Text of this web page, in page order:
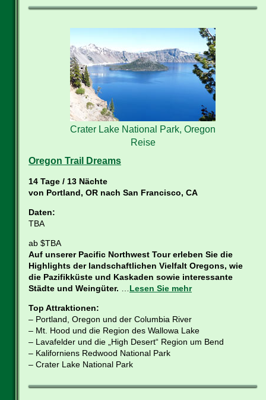
Crater Lake National Park, Oregon
Reise
Oregon Trail Dreams
14 Tage / 13 Nächte
von Portland, OR nach San Francisco, CA
Daten:
TBA
ab $TBA
Auf unserer Pacific Northwest Tour erleben Sie die
Highlights der landschaftlichen Vielfalt Oregons, wie
die Pazifikküste und Kaskaden sowie interessante
Städte und Weingüter.
Lesen Sie mehr
Top Attraktionen:
– Portland, Oregon und der Columbia River
– Mt. Hood und die Region des Wallowa Lake
– Lavafelder und die „High Desert“ Region um Bend
– Kaliforniens Redwood National Park
– Crater Lake National Park